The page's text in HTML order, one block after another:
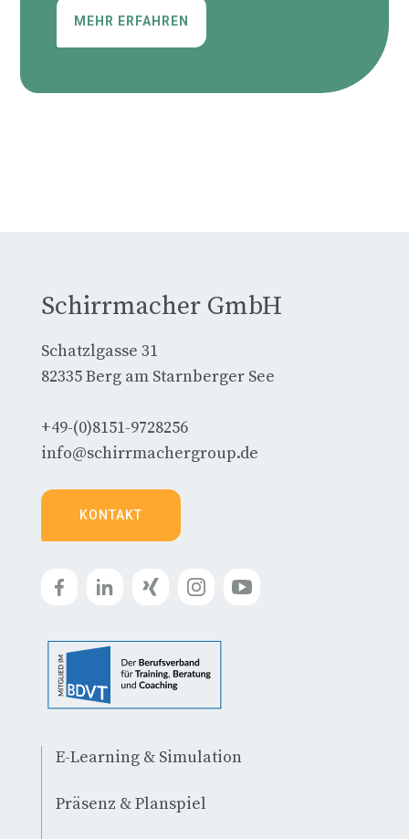
MEHR ERFAHREN
Schirrmacher GmbH
Schatzlgasse 31
82335 Berg am Starnberger See
+49-(0)8151-9728256
info@schirrmachergroup.de
KONTAKT
E-Learning & Simulation
Präsenz & Planspiel